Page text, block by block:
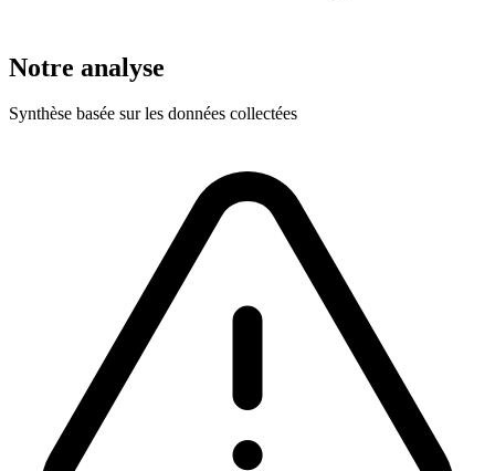
Notre analyse
Synthèse basée sur les données collectées